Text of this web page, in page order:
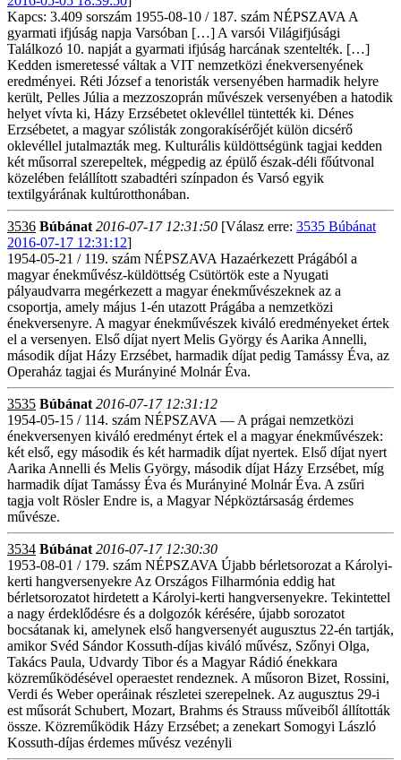
Kapcs: 3.409 sorszám 1955-08-10 / 187. szám NÉPSZAVA A
gyarmati ifjúság napja Varsóban […] A varsói Világifjúsági
Találkozó 10. napját a gyarmati ifjúság harcának szentelték. […]
Kedden ismeretessé váltak a VIT nemzetközi énekversenyének
eredményei. Réti József a tenoristák versenyében harmadik helyre
került, Pelles Júlia a mezzoszoprán művészek versenyében a hatodik
helyet vívta ki, Házy Erzsébetet oklevéllel tüntették ki. Dénes
Erzsébetet, a magyar szólisták zongorakísérőjét külön dicsérő
oklevéllel jutalmazták meg. Kulturális küldöttségünk tagjai kedden
két műsorral szerepeltek, mégpedig az épülő észak-déli főútvonal
közelében felállított szabadtéri színpadon és Varsó egyik
textilgyárának kultúrotthonában.
3536 Búbánat 2016-07-17 12:31:50 [Válasz erre: 3535 Búbánat
2016-07-17 12:31:12]
1954-05-21 / 119. szám NÉPSZAVA Hazaérkezett Prágából a
magyar énekművész-küldöttség Csütörtök este a Nyugati
pályaudvarra megérkezett a magyar énekművészeknek az a
csoportja, amely május 1-én utazott Prágába a nemzetközi
énekversenyre. A magyar énekművészek kiváló eredményeket értek
el a versenyen. Első díjat nyert Melis György és Aarika Annelli,
második díjat Házy Erzsébet, harmadik díjat pedig Tamássy Éva, az
Operaház tagjai és Murányiné Molnár Éva.
3535 Búbánat 2016-07-17 12:31:12
1954-05-15 / 114. szám NÉPSZAVA — A prágai nemzetközi
énekversenyen kiváló eredményt értek el a magyar énekművészek:
két első, egy második és két harmadik díjat nyertek. Első díjat nyert
Aarika Annelli és Melis György, második díjat Házy Erzsébet, míg
harmadik díjat Tamássy Éva és Murányiné Molnár Éva. A zsűri
tagja volt Rösler Endre is, a Magyar Népköztársaság érdemes
művésze.
3534 Búbánat 2016-07-17 12:30:30
1953-08-01 / 179. szám NÉPSZAVA Újabb bérletsorozat a Károlyi-
kerti hangversenyekre Az Országos Filharmónia eddig hat
bérletsorozatot hirdetett a Károlyi-kerti hangversenyekre. Tekintettel
a nagy érdeklődésre és a dolgozók kérésére, újabb sorozatot
bocsátanak ki, amelynek első hangversenyét augusztus 22-én tartják,
amikor Svéd Sándor Kossuth-díjas kiváló művész, Szőnyi Olga,
Takács Paula, Udvardy Tibor és a Magyar Rádió énekkara
közreműködésével operaestet rendeznek. A műsoron Bizet, Rossini,
Verdi és Weber operáinak részletei szerepelnek. Az augusztus 29-i
est műsorát Schubert, Mozart, Brahms és Strauss műveiből állították
össze. Közreműködik Házy Erzsébet; a zenekart Somogyi László
Kossuth-díjas érdemes művész vezényli